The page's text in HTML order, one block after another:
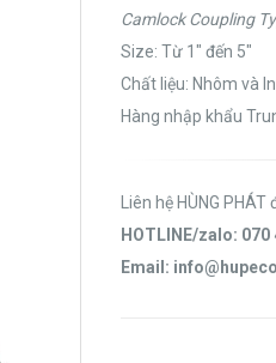
Camlock Coupling
Size: Từ 1″ đến 5″
Chất liệu: Nhôm và
Hàng nhập khẩu
Liên hệ HÙNG
HOTLINE/zalo: 070
Email: